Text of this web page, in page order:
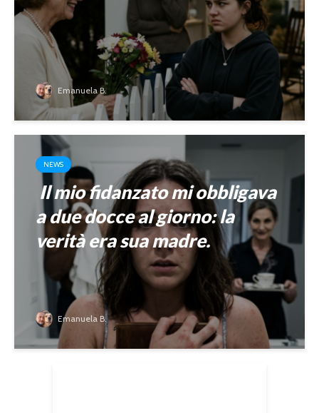
Emanuela B.
NEWS
Il mio fidanzato mi obbligava
a due docce al giorno: la
verità era sua madre.
Emanuela B.